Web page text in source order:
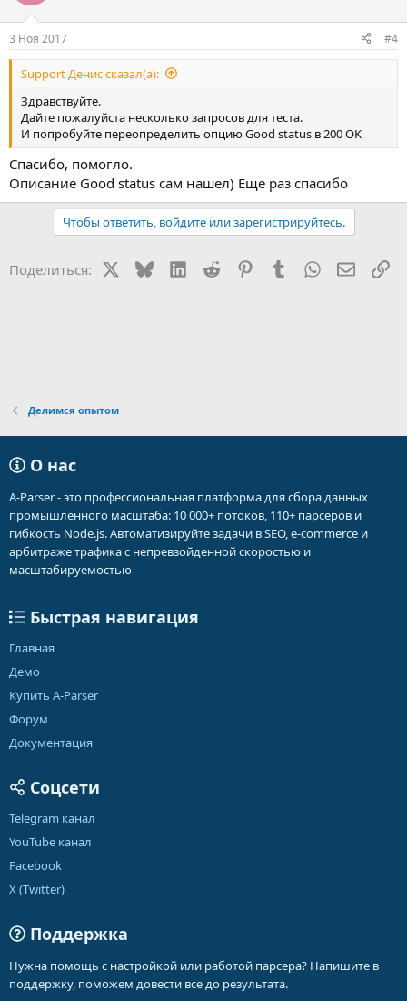
3 Ноя 2017 #4
Support Денис сказал(а):
Здравствуйте.
Дайте пожалуйста несколько запросов для теста.
И попробуйте переопределить опцию Good status в 200 OK
Спасибо, помогло.
Описание Good status сам нашел) Еще раз спасибо
Чтобы ответить, войдите или зарегистрируйтесь.
Поделиться: BlueskyLinkedIn
Reddit PinterestTumblr WhatsApp
Делимся опытом
О нас
A-Parser - это профессиональная платформа для сбора данных
промышленного масштаба: 10 000+ потоков, 110+ парсеров и
гибкость Node.js. Автоматизируйте задачи в SEO, e-commerce и
арбитраже трафика с непревзойденной скоростью и
масштабируемостью
Быстрая навигация
Главная
Демо
Купить A-Parser
Форум
Документация
Соцсети
Telegram канал
YouTube канал
Facebook
X (Twitter)
Поддержка
Нужна помощь с настройкой или работой парсера? Напишите в
поддержку, поможем довести все до результата.